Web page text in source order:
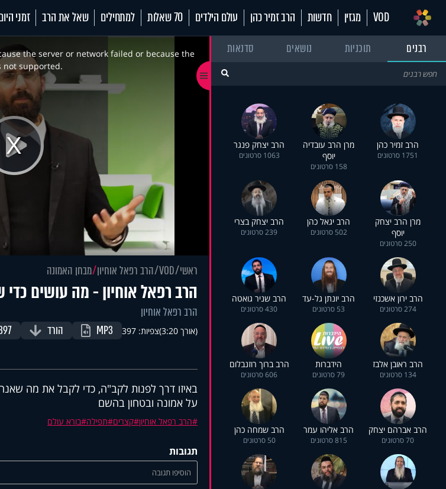
VOD מגזין חדשות הרב זמיר כהן עולם הילדים 70 שאלות למתחילים שאל את הרב זמני
רבנים
תוכניות נושאים סדנאות
הרב זמיר כהן
1751 סרטונים
מרן הרב עובדיה
יוסף
158 סרטונים
הרב יצחק פנגר
1063 סרטונים
מרן הרב יצחק
יוסף
250 סרטונים
הרב יגאל כהן
502 סרטונים
הרב יצחק בצרי
239 סרטונים
הרב ירון אשכנזי
274 סרטונים
הרב יונתן גל-עד
53 סרטונים
הרב שניר גואטה
430 סרטונים
הרב ראובן אלבז
134 סרטונים
הידברות
79 סרטונים
הרב ברוך רוזנבלום
606 סרטונים
הרב אברהם יצחק
70 סרטונים
הרב אליהו עמר
815 סרטונים
הרב שמחה כהן
50 סרטונים
Play
Video
the server or network failed or because the
not supported.
ראשי VOD הרב רפאל אוחיון מבחן האמונה
הרב רפאל אוחיון - מה עושים כדי
הרב רפאל אוחיון
(אורך 3:20) צפיות: 397 MP3 הורד
באיזו דרך לפנות לקב"ה, כדי לקבל את מה
על אמונה ובטחון בהשם
הרב רפאל אוחיון קצרים תפילה בורא עולם
תגובות
הוסיפו תגובה